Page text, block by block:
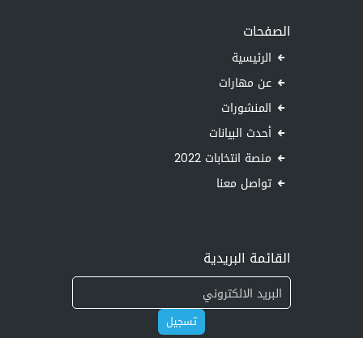
الصفحات
الرئيسية
عن مهارات
المنشورات
أحدث البيانات
منصة انتخابات 2022
تواصل معنا
القائمة البريدية
تسجيل